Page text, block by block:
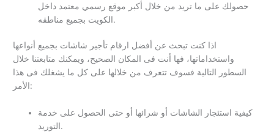
حصولك على ما تريد من خلال أكبر موقع رسمي معتمد داخل
الكويت بجميع مناطقه.
اذا كنت تبحث عن أفضل ارقام تأجير شاشات بجميع أنواعها
واستخداماتها، فها أنت فى المكان الصحيح، ويمكنك متابعتنا خلال
السطور التالية فسوف تتعرف من خلالها على كل ما يشغلك فى هذا
الأمر:
كيفية استئجار الشاشات أو شرائها أو حتى الحصول على خدمة
التوريد.